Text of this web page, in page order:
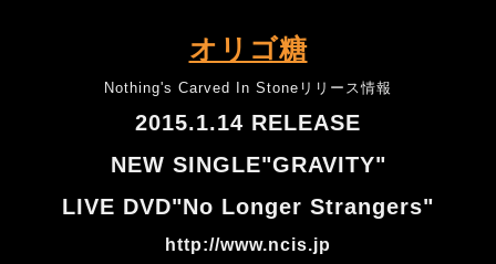
オリゴ糖
Nothing's Carved In Stoneリリース情報
2015.1.14 RELEASE
NEW SINGLE"GRAVITY"
LIVE DVD"No Longer Strangers"
http://www.ncis.jp